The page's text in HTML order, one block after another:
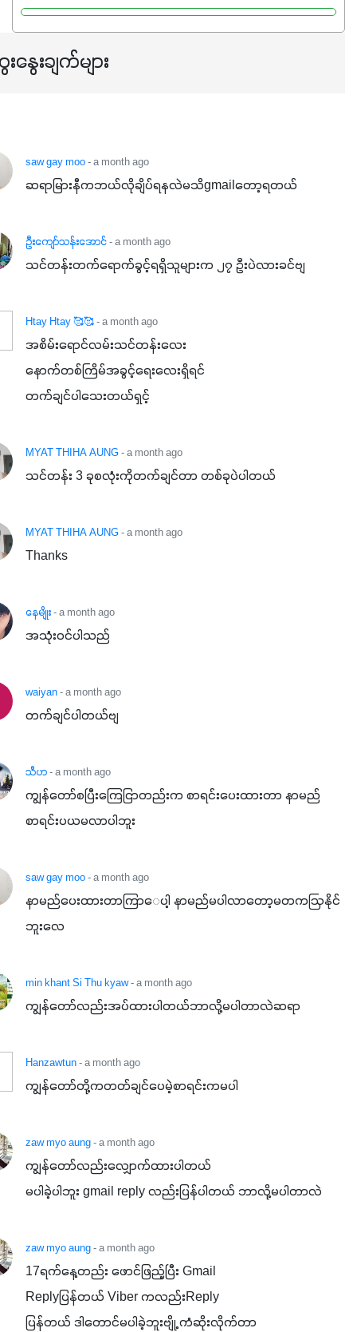
အရသာ ပိုမိုကောင်းမွန်စေဖို့အတွက် လိုအပ်တဲ့အာဟာရဓာတ်
ဖြစ်ပါတယ်။ ဟူးမစ်အက်စစ်ပါဝင်ပေါင်းစပ်ထားတဲ့အတွက်
နှံစားသီးနှံများ၊ပဲအမျိုးမျိုး၊ဟင်းသီးဟင်းရွက်နဲ့ ဥယျာဉ်ခြံသီးနှံ
အားလုံးမှာ အသုံးပြုနိုင်တယ်ဆိုတော့ တစ်မျိုးတည်းနဲ့ အားလုံး
မတ်သီးစုံကို သုံးကြပါစို့....
နွေးချက်များ
saw gay moo- a month ago
ဆရာမြားနီကဘယ်လိုချိပ်ရနလဲမသိgmailတော့ရတယ်
ဦးကျော်သန်းအောင်- a month ago
သင်တန်းတက်ရောက်ခွင့်ရရှိသူများက ၂၇ ဦးပဲလားခင်ဗျ
Htay Htay 🥰🥰- a month ago
အစိမ်းရောင်လမ်းသင်တန်းလေး
‌နောက်တစ်ကြိမ်အခွင့်ရေးလေးရှိရင်
တက်ချင်ပါသေးတယ်ရှင့်
MYAT THIHA AUNG- a month ago
သင်တန်း 3 ခုစလုံးကိုတက်ချင်တာ တစ်ခုပဲပါတယ်
MYAT THIHA AUNG- a month ago
Thanks
နေမျိုး- a month ago
အသုံးဝင်ပါသည်
waiyan- a month ago
တက်ချင်ပါတယ်ဗျ
သီဟ- a month ago
ကျွန်တော်စပြီးကြေငြာတည်းက စာရင်းပေးထားတာ နာမည်
စာရင်းပယမလာပါဘူး
saw gay moo- a month ago
နာမည်ပေးထားတာကြာေပါ့ နာမည်မပါလာတော့မတကဩနိုင်
ဘူးလေ
min khant Si Thu kyaw- a month ago
ကျွန်တော်လည်းအပ်ထားပါတယ်ဘာလို့မပါတာလဲဆရာ
Hanzawtun- a month ago
ကျွန်တော်တို့ကတတ်ချင်ပေမဲ့စာရင်းကမပါ
zaw myo aung- a month ago
ကျွန်တော်လည်းလျှောက်ထားပါတယ်
မပါခဲ့ပါဘူး gmail reply လည်းပြန်ပါတယ် ဘာလို့မပါတာလဲ
zaw myo aung- a month ago
17ရက်နေ့တည်း ဖောင်ဖြည့်ပြီး Gmail
Replyပြန်တယ် Viber ကလည်းReply
ပြန်တယ် ဒါတောင်မပါခဲ့ဘူးဗျို့ ကံဆိုးလိုက်တာ